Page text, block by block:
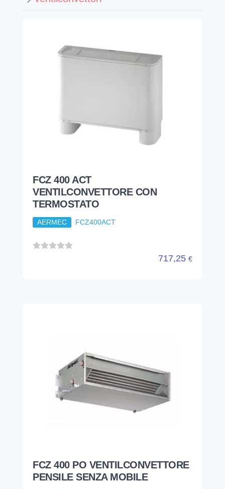
FCZ 400 ACT
VENTILCONVETTORE CON
TERMOSTATO
AERMEC FCZ400ACT
717,25 €
FCZ 400 PO VENTILCONVETTORE
PENSILE SENZA MOBILE